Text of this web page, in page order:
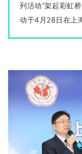
列活动“架起彩虹
动于4月28日在上